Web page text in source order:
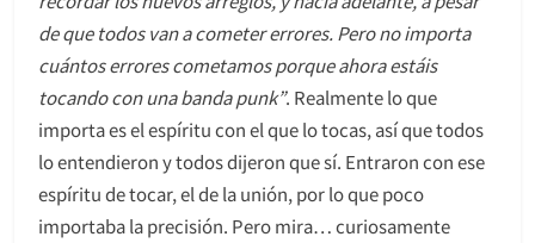
de que todos van a cometer errores. Pero no importa
cuántos errores cometamos porque ahora estáis
tocando con una banda punk”. Realmente lo que
importa es el espíritu con el que lo tocas, así que todos
lo entendieron y todos dijeron que sí. Entraron con ese
espíritu de tocar, el de la unión, por lo que poco
importaba la precisión. Pero mira… curiosamente